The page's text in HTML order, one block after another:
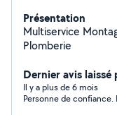
Présentation
Multiservice Montage meuble Électricité Placo Peinture
Plomberie
Dernier avis
Il y a plus de 6 mois
Personne de